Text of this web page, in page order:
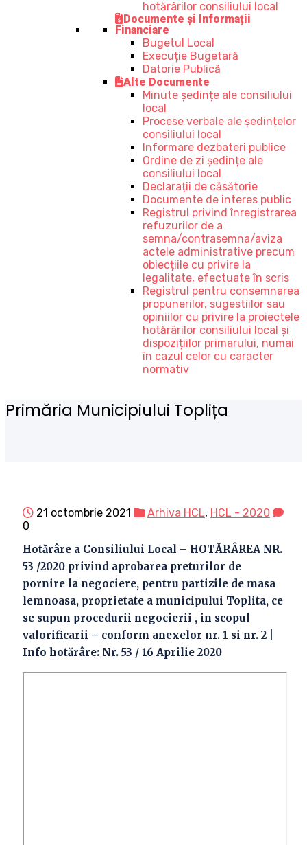
hotărârilor consiliului local
Documente și Informații
Financiare
Bugetul Local
Execuție Bugetară
Datorie Publică
Alte Documente
Minute ședințe ale consiliului
local
Procese verbale ale ședințelor
consiliului local
Informare dezbateri publice
Ordine de zi ședințe ale
consiliului local
Declarații de căsătorie
Documente de interes public
Registrul privind înregistrarea
refuzurilor de a
semna/contrasemna/aviza
actele administrative precum
obiecțiile cu privire la
legalitate, efectuate în scris
Registrul pentru consemnarea
propunerilor, sugestiilor sau
opiniilor cu privire la proiectele
hotărârilor consiliului local și
dispozițiilor primarului, numai
în cazul celor cu caracter
normativ
Primăria Municipiului Toplița
21 octombrie 2021 Arhiva HCL, HCL - 2020
0
Hotărâre a Consiliului Local – HOTǍRÂREA NR.
53 /2020 privind aprobarea preturilor de
pornire la negociere, pentru partizile de masa
lemnoasa, proprietate a municipului Toplita, ce
se supun procedurii negocierii , in scopul
valorificarii – conform anexelor nr. 1 si nr. 2 |
Info hotărâre: Nr. 53 / 16 Aprilie 2020